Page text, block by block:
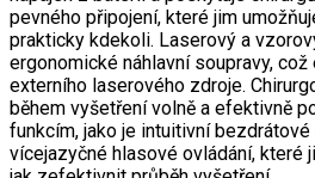
pevného připojení, které jim
prakticky kdekoli. Laserový a
ergonomické náhlavní soupravy,
externího laserového zdroje.
během vyšetření volně a efektivně
funkcím, jako je intuitivní
vícejazyčné hlasové ovládání, které